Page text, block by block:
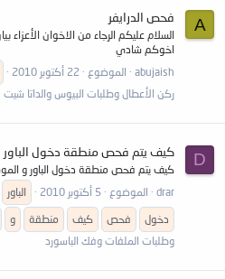
A فحص الدرايفر
السلام عليكم الرجاء من الاخوان
اخوكم شادي
abujaish
الموضوع 22 أكتوبر 2010
ركن الأعطال وطلبات البيوس والداتا شيت
D كيف يتم فحص منطقة دخول الباور
كيف يتم فحص منطقة دخول الباور و
drar
الموضوع 5 أكتوبر 2010 الباور
دخول
فحص كيف منطقة و
وطلبات الملفات وفك الباسورد